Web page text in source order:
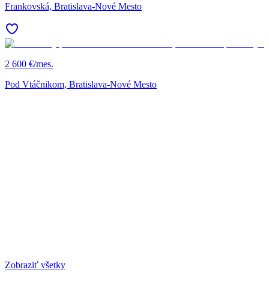
Frankovská, Bratislava-Nové Mesto
2 600 €/mes.
Pod Vtáčnikom, Bratislava-Nové Mesto
Zobraziť všetky